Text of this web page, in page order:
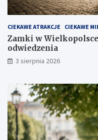
CIEKAWE ATRAKCJE CIEKAWE
Zamki w
odwiedzenia
3 sierpnia 2026